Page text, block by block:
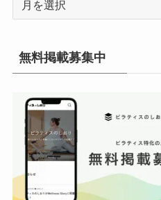
イ
ブ
無料掲載募集中